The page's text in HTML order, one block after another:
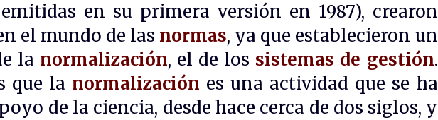
en su primera versión en 1987), crearon
el mundo de las normas, ya que establecieron un
la normalización, el de los sistemas de gestión.
que la normalización es una actividad que se ha
de la ciencia, desde hace cerca de dos siglos, y